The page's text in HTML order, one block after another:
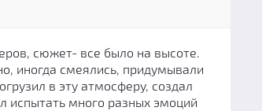
сюжет- все было на высоте.
иногда смеялись, придумывали
в эту атмосферу, создал
испытать много разных эмоций